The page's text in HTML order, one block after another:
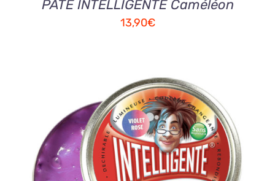
PATE INTELLIGENTE Caméléon
13,90€
AJOUTER AU PANIER
/